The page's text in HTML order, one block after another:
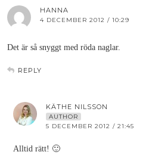
HANNA
4 DECEMBER 2012 / 10:29
Det är så snyggt med röda naglar.
REPLY
KÄTHE NILSSON
AUTHOR
5 DECEMBER 2012 / 21:45
Alltid rätt! 🙂